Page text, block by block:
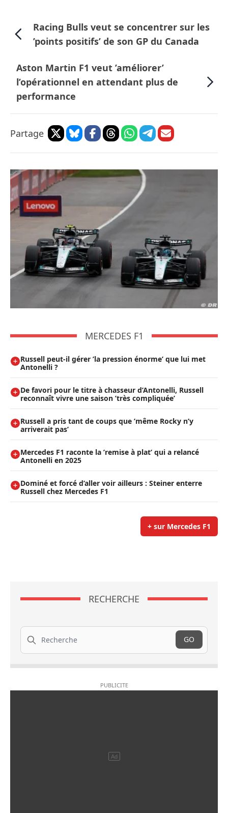
Racing Bulls veut se concentrer sur les
’points positifs’ de son GP du Canada
Aston Martin F1 veut ’améliorer’
l’opérationnel en attendant plus de
performance
Partage
MERCEDES F1
Russell peut-il gérer ’la pression énorme’ que lui met
Antonelli ?
De favori pour le titre à chasseur d’Antonelli, Russell
reconnaît vivre une saison ’très compliquée’
Russell a pris tant de coups que ’même Rocky n’y
arriverait pas’
Mercedes F1 raconte la ’remise à plat’ qui a relancé
Antonelli en 2025
Dominé et forcé d’aller voir ailleurs : Steiner enterre
Russell chez Mercedes F1
+ sur Mercedes F1
RECHERCHE
Recherche
GO